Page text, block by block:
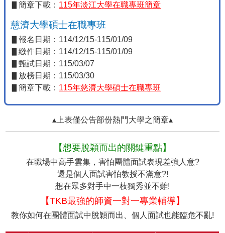
▋簡章下載： 115年淡江大學在職專班簡章
慈濟大學碩士在職專班
▋報名日期：114/12/15-115/01/09
▋繳件日期：114/12/15-115/01/09
▋甄試日期：115/03/07
▋放榜日期：115/03/30
▋簡章下載： 115年慈濟大學碩士在職專班
▴上表僅公告部份熱門大學之簡章▴
【想要脫穎而出的關鍵重點】
在職場中高手雲集，害怕團體面試表現差強人意?
還是個人面試害怕教授不滿意?!
想在眾多對手中一枝獨秀並不難!
【TKB最強的師資一對一專業輔導】
教你如何在團體面試中脫穎而出、個人面試也能臨危不亂!